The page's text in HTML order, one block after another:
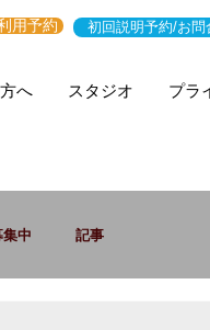
初回説明予約/お問
へ スタジオ プラ
用予約
集中 記事